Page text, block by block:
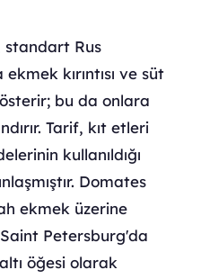
standart Rus
kırıntısı ve süt
bu da onlara
Tarif, kıt etleri
kullanıldığı
Domates
ekmek üzerine
Petersburg'da
öğesi olarak